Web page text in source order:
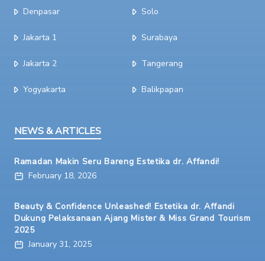
Denpasar
Jakarta 1
Jakarta 2
Yogyakarta
Solo
Surabaya
Tangerang
Balikpapan
NEWS & ARTICLES
Ramadan Makin Seru Bareng Estetika dr. Affandi!
February 18, 2026
Beauty & Confidence Unleashed! Estetika dr. Affandi
Dukung Pelaksanaan Ajang Mister & Miss Grand Tourism
2025
January 31, 2025